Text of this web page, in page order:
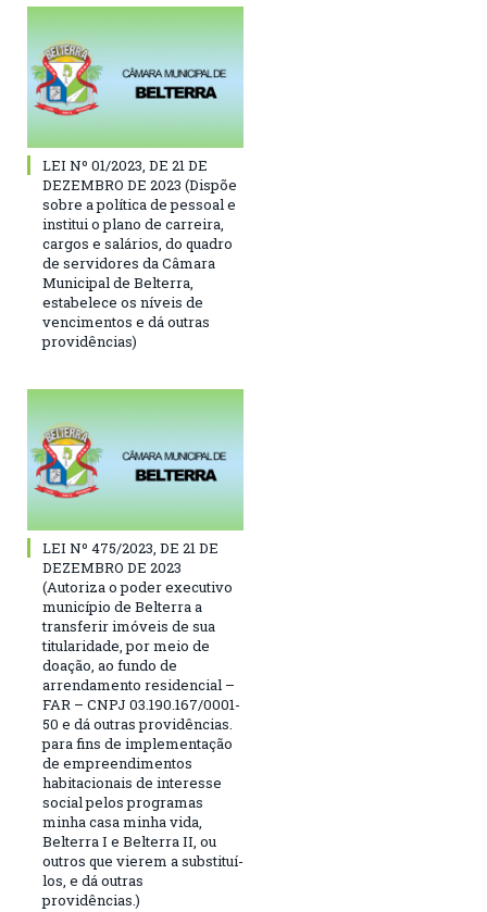
LEI Nº 01/2023, DE 21 DE
DEZEMBRO DE 2023 (Dispõe
sobre a política de pessoal e
institui o plano de carreira,
cargos e salários, do quadro
de servidores da Câmara
Municipal de Belterra,
estabelece os níveis de
vencimentos e dá outras
providências)
LEI Nº 475/2023, DE 21 DE
DEZEMBRO DE 2023
(Autoriza o poder executivo
município de Belterra a
transferir imóveis de sua
titularidade, por meio de
doação, ao fundo de
arrendamento residencial –
FAR – CNPJ 03.190.167/0001-
50 e dá outras providências.
para fins de implementação
de empreendimentos
habitacionais de interesse
social pelos programas
minha casa minha vida,
Belterra I e Belterra II, ou
outros que vierem a substituí-
los, e dá outras
providências.)